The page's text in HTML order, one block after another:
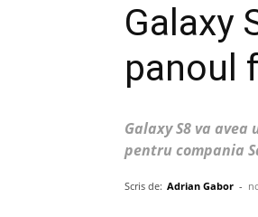
Galaxy
panoul
Galaxy S8 va
pentru compania
Scris de: Adrian Gabor -